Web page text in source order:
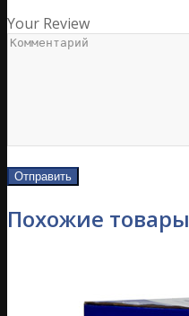
Your Review
Похожие товары